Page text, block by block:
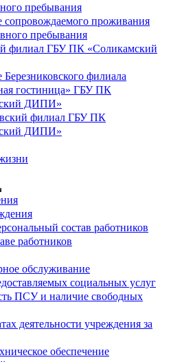
пребывания
сопровождаемого проживания
пребывания
филиал ГБУ ПК «Соликамский
Березниковского филиала
гостиница» ГБУ ПК
ДИПИ»
филиал ГБУ ПК
ДИПИ»
состав работников
работников
обслуживание
социальных услуг
ПСУ и наличие свободных
деятельности учреждения за
обеспечение